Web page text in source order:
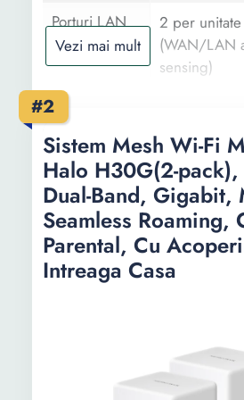
Porturi LAN
2 per unitate
(WAN/LAN
sensing)
Antena
4 x Antene
interne
Frecventa 5 GHz
Rata de
transfer WI-FI
2402 MB/s
Alb
Vezi mai mult
#2
Sistem Mesh Wi-Fi
Halo H30G(2-
Dual-Band, Gigabit,
Seamless Roaming,
Parental, Cu
Intreaga Casa